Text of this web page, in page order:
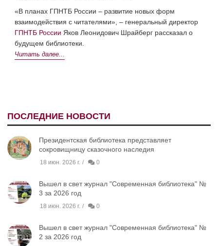
«В планах ГПНТБ России – развитие новых форм
взаимодействия с читателями», – генеральный директор
ГПНТБ России Яков Леонидович Шрайберг рассказал о
будущем библиотеки.
Читать далее...
ПОСЛЕДНИЕ НОВОСТИ
Президентская библиотека представляет
сокровищницу сказочного наследия
18 июн. 2026 г. 0
Вышел в свет журнал "Современная библиотека" №
3 за 2026 год
18 июн. 2026 г. 0
Вышел в свет журнал "Современная библиотека" №
2 за 2026 год